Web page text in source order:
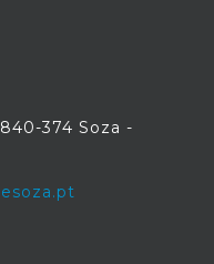
374 Soza -